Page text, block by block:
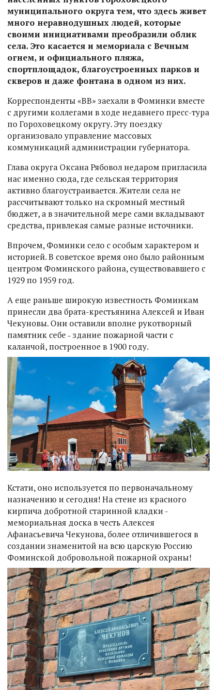
муниципального округа тем, что здесь живет
много неравнодушных людей, которые
своими инициативами преобразили облик
села. Это касается и мемориала с Вечным
огнем, и официального пляжа,
спортплощадок, благоустроенных парков и
скверов и даже фонтана в одном из них.
Корреспонденты «ВВ» заехали в Фоминки вместе
с другими коллегами в ходе недавнего пресс-тура
по Гороховецкому округу. Эту поездку
организовало управление массовых
коммуникаций администрации губернатора.
Глава округа Оксана Рябовол недаром пригласила
нас именно сюда, где сельская территория
активно благоустраивается. Жители села не
рассчитывают только на скромный местный
бюджет, а в значительной мере сами вкладывают
средства, привлекая самые разные источники.
Впрочем, Фоминки село с особым характером и
историей. В советское время оно было районным
центром Фоминского района, существовавшего с
1929 по 1959 год.
А еще раньше широкую известность Фоминкам
принесли два брата-крестьянина Алексей и Иван
Чекуновы. Они оставили вполне рукотворный
памятник себе ‑ здание пожарной части с
каланчой, построенное в 1900 году.
Кстати, оно используется по первоначальному
назначению и сегодня! На стене из красного
кирпича добротной старинной кладки -
мемориальная доска в честь Алексея
Афанасьевича Чекунова, более отличившегося в
создании знаменитой на всю царскую Россию
Фоминской добровольной пожарной охраны!